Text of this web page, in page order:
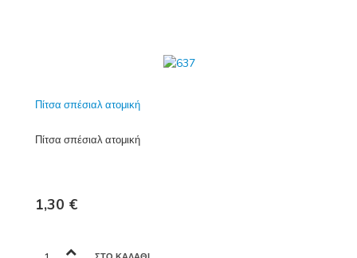
Πίτσα σπέσιαλ ατομική
Πίτσα σπέσιαλ ατομική
1,30 €